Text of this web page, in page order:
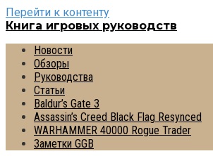
Перейти к контенту
Книга игровых руководств
Новости
Обзоры
Руководства
Статьи
Baldur’s Gate 3
Assassin’s Creed Black Flag Resynced
WARHAMMER 40000 Rogue Trader
Заметки GGB